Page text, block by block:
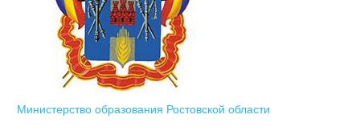
Министерство образования Ростовской области